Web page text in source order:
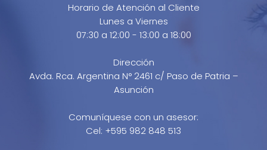
Horario de Atención al Cliente
Lunes a Viernes
07:30 a 12:00 - 13:00 a 18:00
Dirección
Avda. Rca. Argentina N° 2461 c/ Paso de Patria –
Asunción
Comuníquese con un asesor:
Cel: +595 982 848 513